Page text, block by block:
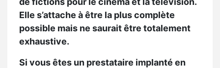
Elle s’attache à être la plus complète
possible mais ne saurait être totalement
exhaustive.
Si vous êtes un prestataire implanté en